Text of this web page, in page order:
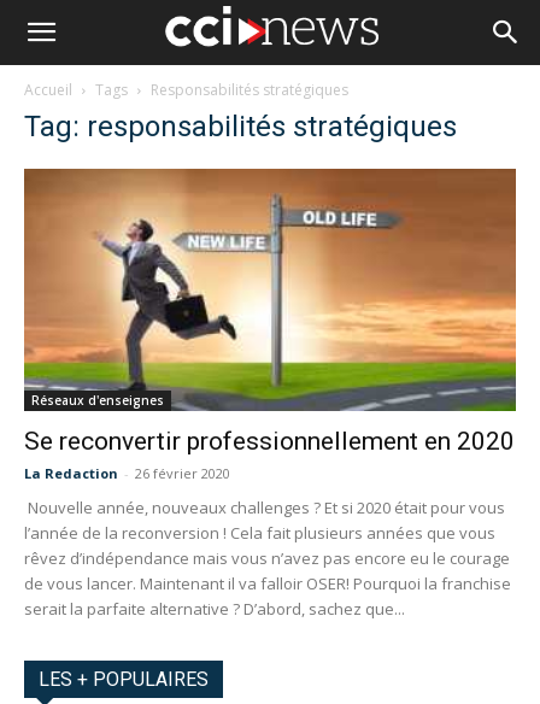
Accueil Tags Responsabilités stratégiques
Tag: responsabilités stratégiques
Réseaux d'enseignes
Se reconvertir professionnellement en 2020
La Redaction - 26 février 2020
Nouvelle année, nouveaux challenges ? Et si 2020 était pour vous
l’année de la reconversion ! Cela fait plusieurs années que vous
rêvez d’indépendance mais vous n’avez pas encore eu le courage
de vous lancer. Maintenant il va falloir OSER! Pourquoi la franchise
serait la parfaite alternative ? D’abord, sachez que...
LES + POPULAIRES